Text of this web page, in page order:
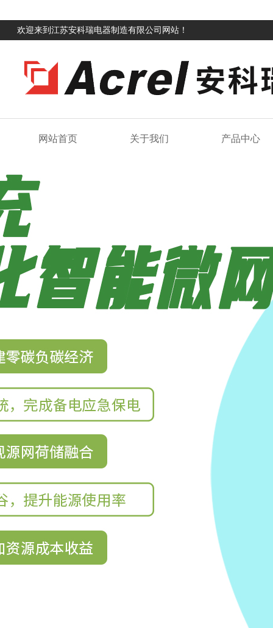
欢迎来到江苏安科瑞电器制造有限公司网站！
网站首页 关于我们 产品中心